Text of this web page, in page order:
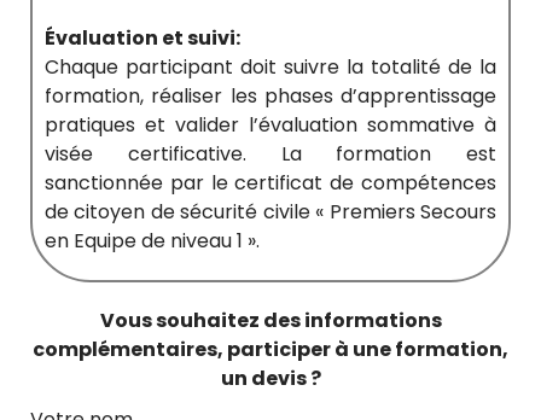
Évaluation et suivi:
Chaque participant doit suivre la totalité de la
formation, réaliser les phases d’apprentissage
pratiques et valider l’évaluation sommative à
visée certificative. La formation est
sanctionnée par le certificat de compétences
de citoyen de sécurité civile « Premiers Secours
en Equipe de niveau 1 ».
Vous souhaitez des informations
complémentaires, participer à une formation,
un devis ?